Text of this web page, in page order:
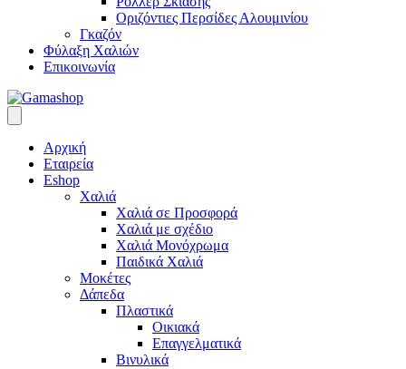
Οριζόντιες Περσίδες Αλουμινίου
Γκαζόν
Φύλαξη Χαλιών
Επικοινωνία
Αρχική
Εταιρεία
Eshop
Χαλιά
Χαλιά σε Προσφορά
Χαλιά με σχέδιο
Χαλιά Μονόχρωμα
Παιδικά Χαλιά
Μοκέτες
Δάπεδα
Πλαστικά
Οικιακά
Επαγγελματικά
Βινυλικά